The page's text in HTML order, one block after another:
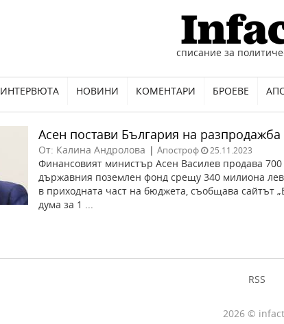
списание за
ИНТЕРВЮТА НОВИНИ КОМЕНТАРИ БРОЕВЕ
Асен постави България на разпродажба
От: Калина Андролова | Апостроф 25.11.2023
Финансовият министър Асен Василев продава 700
държавния поземлен фонд срещу 340 милиона
в приходната част на бюджета, съобщава сайтът
дума за 1 ...
RSS
2026 ©